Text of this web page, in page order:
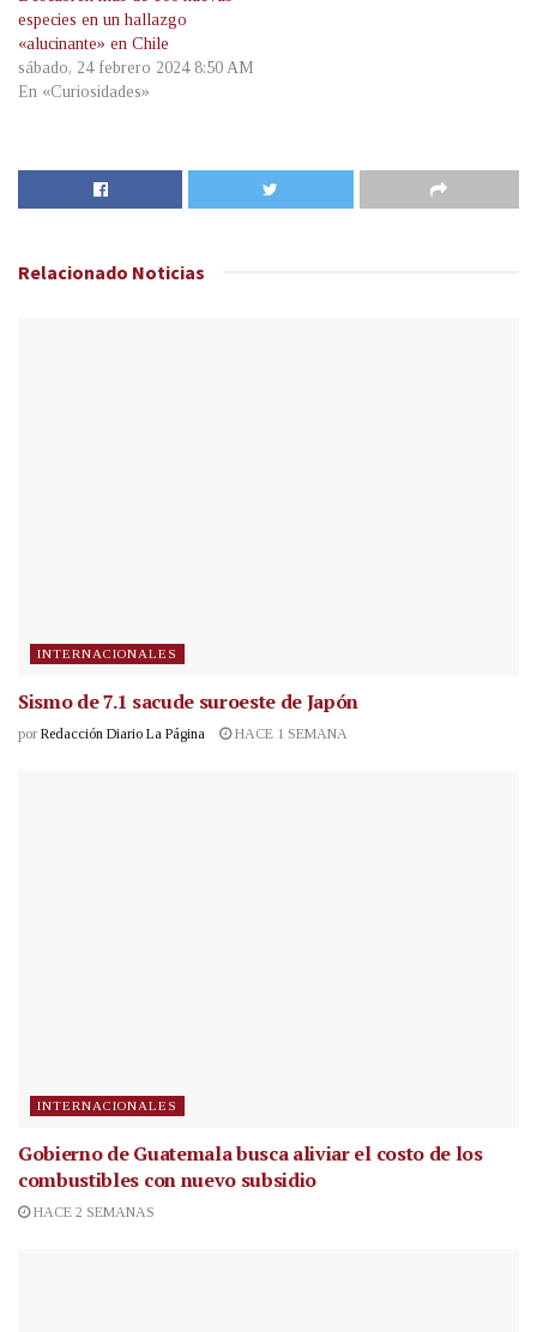
especies en un hallazgo
«alucinante» en Chile
sábado, 24 febrero 2024 8:50 AM
En «Curiosidades»
Relacionado Noticias
INTERNACIONALES
Sismo de 7.1 sacude suroeste de Japón
por Redacción Diario La Página HACE 1 SEMANA
INTERNACIONALES
Gobierno de Guatemala busca aliviar el costo de los
combustibles con nuevo subsidio
HACE 2 SEMANAS